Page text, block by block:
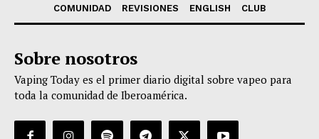
COMUNIDAD
REVISIONES ENGLISH CLUB
Sobre nosotros
Vaping Today es el primer diario digital sobre vapeo para
toda la comunidad de Iberoamérica.